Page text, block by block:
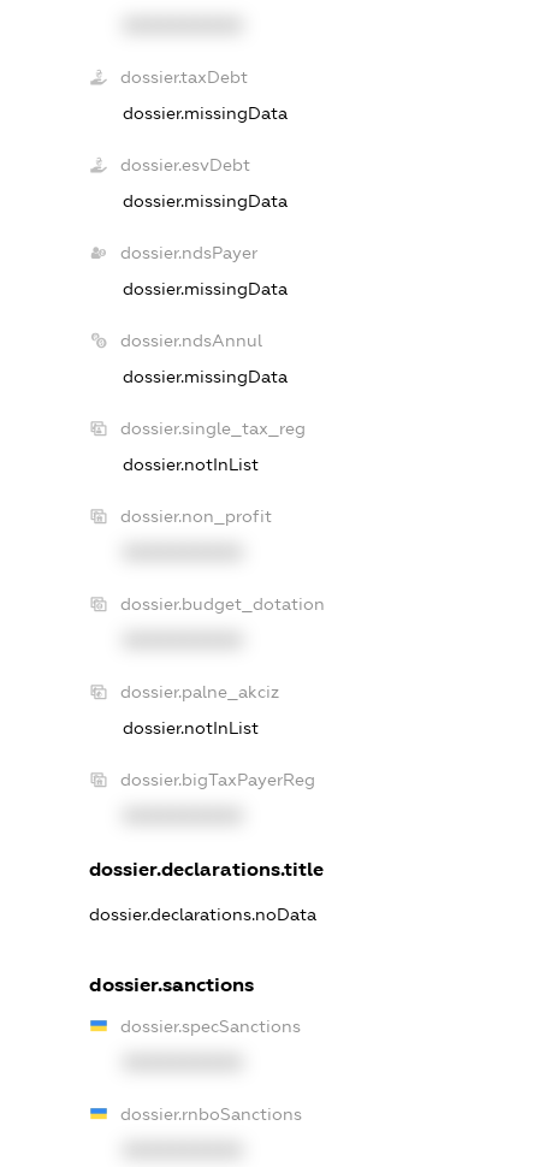
dossier.taxDebt
dossier.missingData
dossier.esvDebt
dossier.missingData
dossier.ndsPayer
dossier.missingData
dossier.ndsAnnul
dossier.missingData
dossier.single_tax_reg
dossier.notInList
dossier.non_profit
dossier.budget_dotation
dossier.palne_akciz
dossier.notInList
dossier.bigTaxPayerReg
dossier.declarations.title
dossier.declarations.noData
dossier.sanctions
dossier.specSanctions
dossier.rnboSanctions